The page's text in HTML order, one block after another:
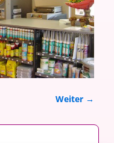
Weiter →